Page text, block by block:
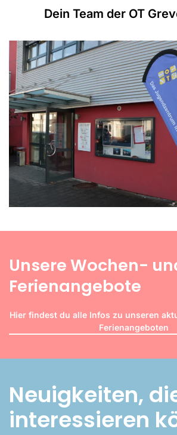
Dein Team der OT
Unsere Wochen-
Ferienangebote
Hier findest du alle Infos zu unseren
Ferienangeboten
Neuigkeiten,
interessieren